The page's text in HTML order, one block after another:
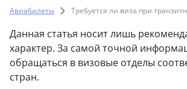
Авиабилеты Требуется ли виза при
Данная статья носит лишь
характер. За самой точной
обращаться в визовые отделы
стран.